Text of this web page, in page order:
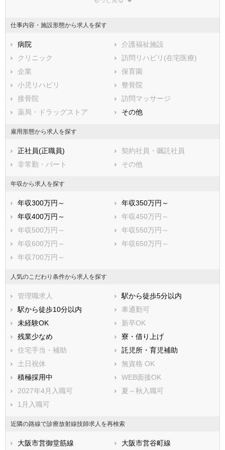
神奈川県
石川県
福井県
静岡県
三重県
滋賀県
大阪府
兵庫県
鳥取県
広島県
徳島県
香川県
愛媛県
鹿児島県
仕事内容・施設形態から求人を探す
病院
介護福祉施設
クリニック
訪問リハビリ(在宅医療)
企業
保育園
小児リハビリ
整骨院
接骨院
訪問マッサージ
薬局・ドラッグストア
その他
雇用形態から求人を探す
正社員(正職員)
契約社員・嘱託社員
非常勤・パート
その他
年収から求人を探す
年収300万円～
年収350万円～
年収400万円～
年収450万円～
年収500万円～
年収550万円～
年収600万円～
年収650万円～
年収700万円～
人気のこだわり条件から求人を探す
管理職求人
駅から徒歩5分以内
駅から徒歩10分以内
車通勤可
未経験OK
新卒OK
残業少なめ
寮・借り上げ
住宅手当・補助
託児所・育児補助
土日祝休
無資格 OK
積極採用中
WEB面接OK
2027年4月入職可
夏～秋入職可
1月入職可
近隣の路線で診療放射線技師求人を再検索
大阪市営御堂筋線 大阪市営谷町線